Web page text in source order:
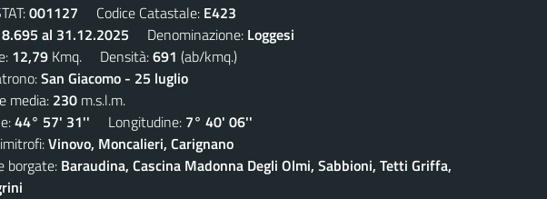
001127 Codice Catastale: E423
8.695 al 31.12.2025 Denominazione: Loggesi
12,79 Kmq. Densità:691 (ab/kmq.)
San Giacomo - 25 luglio
media: 230 m.s.l.m.
44° 57' 31'' Longitudine: 7° 40' 06''
Vinovo, Moncalieri, Carignano
borgate: Baraudina, Cascina Madonna Degli Olmi, Sabbioni, Tetti Griffa,